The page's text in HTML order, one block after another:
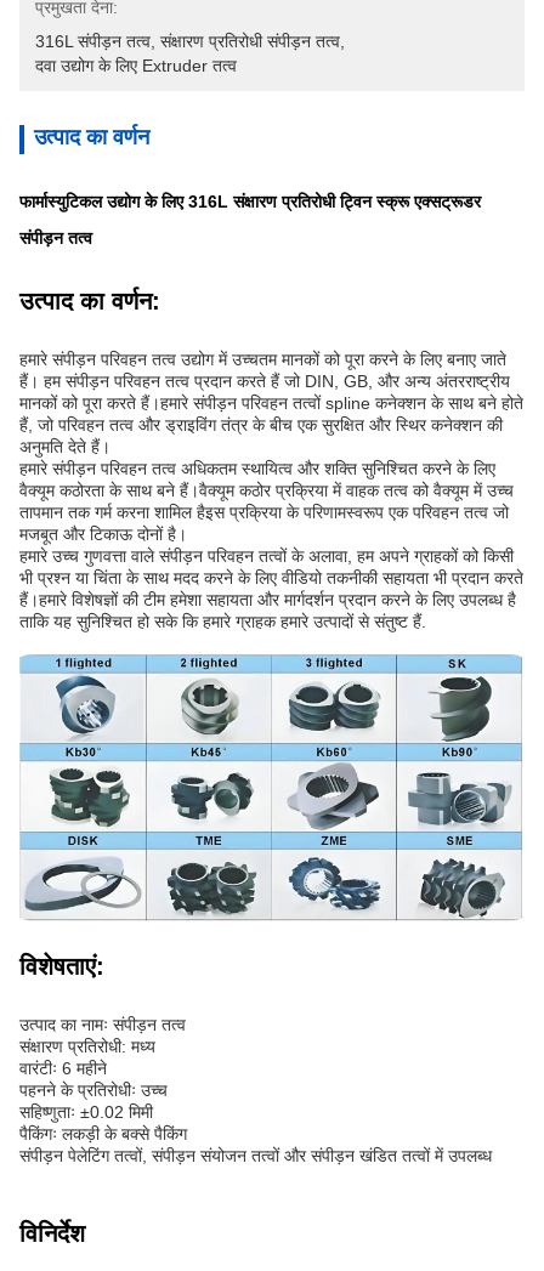
प्रमुखता देना:
316L संपीड़न तत्व संक्षारण प्रतिरोधी संपीड़न तत्व
दवा उद्योग के लिए Extruder तत्व
उत्पाद का वर्णन
फार्मास्युटिकल उद्योग के लिए 316L संक्षारण प्रतिरोधी ट्विन स्क्रू एक्सट्रूडर
संपीड़न तत्व
उत्पाद का वर्णन:
हमारे संपीड़न परिवहन तत्व उद्योग में उच्चतम मानकों को पूरा करने के लिए बनाए जाते
हैं। हम संपीड़न परिवहन तत्व प्रदान करते हैं जो DIN, GB, और अन्य अंतरराष्ट्रीय
मानकों को पूरा करते हैं।हमारे संपीड़न परिवहन तत्वों spline कनेक्शन के साथ बने होते
हैं, जो परिवहन तत्व और ड्राइविंग तंत्र के बीच एक सुरक्षित और स्थिर कनेक्शन की
अनुमति देते हैं।
हमारे संपीड़न परिवहन तत्व अधिकतम स्थायित्व और शक्ति सुनिश्चित करने के लिए
वैक्यूम कठोरता के साथ बने हैं।वैक्यूम कठोर प्रक्रिया में वाहक तत्व को वैक्यूम में उच्च
तापमान तक गर्म करना शामिल हैइस प्रक्रिया के परिणामस्वरूप एक परिवहन तत्व जो
मजबूत और टिकाऊ दोनों है।
हमारे उच्च गुणवत्ता वाले संपीड़न परिवहन तत्वों के अलावा, हम अपने ग्राहकों को किसी
भी प्रश्न या चिंता के साथ मदद करने के लिए वीडियो तकनीकी सहायता भी प्रदान करते
हैं।हमारे विशेषज्ञों की टीम हमेशा सहायता और मार्गदर्शन प्रदान करने के लिए उपलब्ध है
ताकि यह सुनिश्चित हो सके कि हमारे ग्राहक हमारे उत्पादों से संतुष्ट हैं.
विशेषताएं:
उत्पाद का नामः संपीड़न तत्व
संक्षारण प्रतिरोधी: मध्य
वारंटीः 6 महीने
पहनने के प्रतिरोधीः उच्च
सहिष्णुताः ±0.02 मिमी
पैकिंगः लकड़ी के बक्से पैकिंग
संपीड़न पेलेटिंग तत्वों, संपीड़न संयोजन तत्वों और संपीड़न खंडित तत्वों में उपलब्ध
विनिर्देश